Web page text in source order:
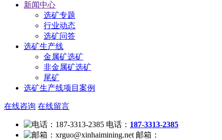
新闻中心
选矿专题
行业动态
选矿问答
选矿生产线
金属矿选矿
非金属矿选矿
尾矿
选矿生产线项目案例
在线咨询 在线留言
电话： 187-3313-2385
邮箱：